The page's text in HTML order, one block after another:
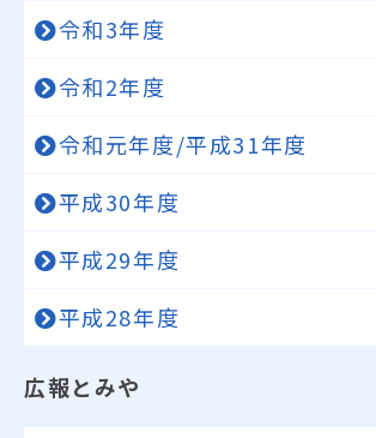
令和3年度
令和2年度
令和元年度/平成31年度
平成30年度
平成29年度
平成28年度
広報とみや